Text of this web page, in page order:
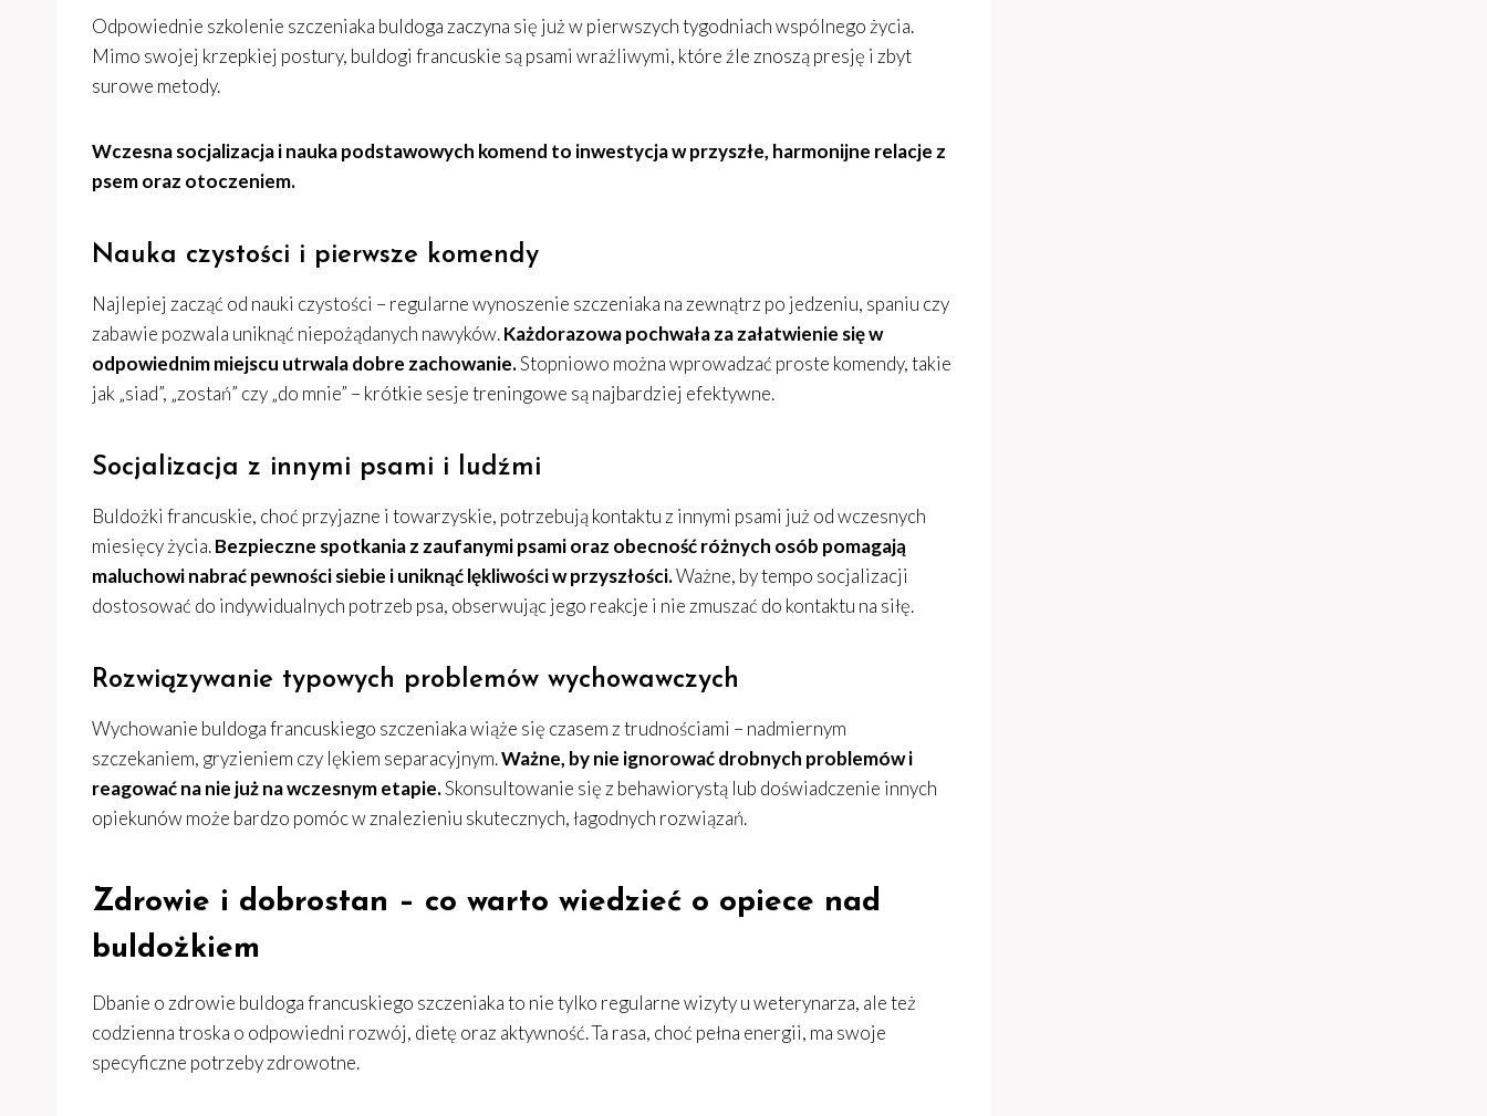
Odpowiednie szkolenie szczeniaka buldoga zaczyna się już w pierwszych tygodniach wspólnego życia.
Mimo swojej krzepkiej postury, buldogi francuskie są psami wrażliwymi, które źle znoszą presję i zbyt
surowe metody.
Wczesna socjalizacja i nauka podstawowych komend to inwestycja w przyszłe, harmonijne relacje z
psem oraz otoczeniem.
Nauka czystości i pierwsze komendy
Najlepiej zacząć od nauki czystości – regularne wynoszenie szczeniaka na zewnątrz po jedzeniu, spaniu czy
zabawie pozwala uniknąć niepożądanych nawyków.Każdorazowa pochwała za załatwienie się w
odpowiednim miejscu utrwala dobre zachowanie.Stopniowo można wprowadzać proste komendy, takie
jak „siad”, „zostań” czy „do mnie” – krótkie sesje treningowe są najbardziej efektywne.
Socjalizacja z innymi psami i ludźmi
Buldożki francuskie, choć przyjazne i towarzyskie, potrzebują kontaktu z innymi psami już od wczesnych
miesięcy życia.Bezpieczne spotkania z zaufanymi psami oraz obecność różnych osób pomagają
maluchowi nabrać pewności siebie i uniknąć lękliwości w przyszłości.Ważne, by tempo socjalizacji
dostosować do indywidualnych potrzeb psa, obserwując jego reakcje i nie zmuszać do kontaktu na siłę.
Rozwiązywanie typowych problemów wychowawczych
Wychowanie buldoga francuskiego szczeniaka wiąże się czasem z trudnościami – nadmiernym
szczekaniem, gryzieniem czy lękiem separacyjnym.Ważne, by nie ignorować drobnych problemów i
reagować na nie już na wczesnym etapie.Skonsultowanie się z behawiorystą lub doświadczenie innych
opiekunów może bardzo pomóc w znalezieniu skutecznych, łagodnych rozwiązań.
Zdrowie i dobrostan – co warto wiedzieć o opiece nad
buldożkiem
Dbanie o zdrowie buldoga francuskiego szczeniaka to nie tylko regularne wizyty u weterynarza, ale też
codzienna troska o odpowiedni rozwój, dietę oraz aktywność. Ta rasa, choć pełna energii, ma swoje
specyficzne potrzeby zdrowotne.